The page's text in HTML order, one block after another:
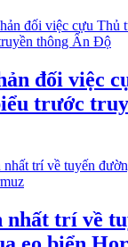
đối việc
trước
nhất trí về